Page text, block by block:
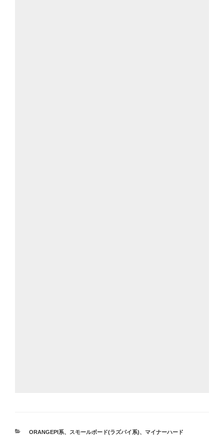
カ
ORANGEPI系、 スモールボード(ラズパイ系)、 マイナーハード